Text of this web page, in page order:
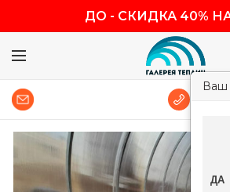
ДО - СКИДКА 40%
Ваш
ДА